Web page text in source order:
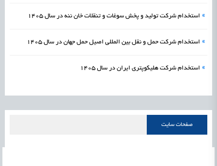
» استخدام شرکت تولید و پخش‌ سوغات و تنقلات خان ننه در سال 1405
» استخدام شرکت حمل و نقل بین المللی اصیل حمل جهان در سال 1405
» استخدام شرکت هلیکوپتری ایران در سال 1405
صفحات سایت